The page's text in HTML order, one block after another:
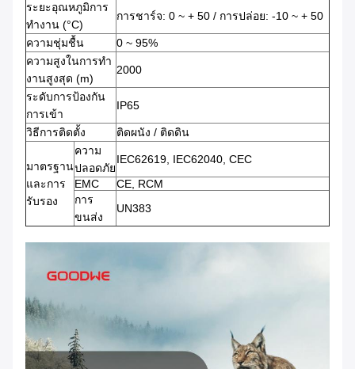
ระยะอุณหภูมิการ
ทํางาน (°C)
การชาร์จ: 0 ~ + 50 / การปล่อย: -10 ~ + 50
ความชุ่มชื้น
0 ~ 95%
ความสูงในการทํา
งานสูงสุด (m)
2000
ระดับการป้องกัน
การเข้า
IP65
วิธีการติดตั้ง ติดผนัง / ติดดิน
มาตรฐาน
และการ
รับรอง
ความ
ปลอดภัย
IEC62619, IEC62040, CEC
EMC
CE, RCM
การ
ขนส่ง
UN383